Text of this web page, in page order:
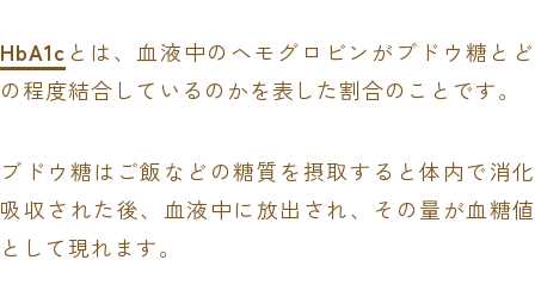
HbA1cとは、血液中のヘモグロビンがブドウ糖とど
の程度結合しているのかを表した割合のことです。
ブドウ糖はご飯などの糖質を摂取すると体内で消化
吸収された後、血液中に放出され、その量が血糖値
として現れます。